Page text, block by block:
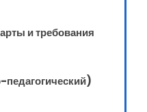
и требования
педагогический)